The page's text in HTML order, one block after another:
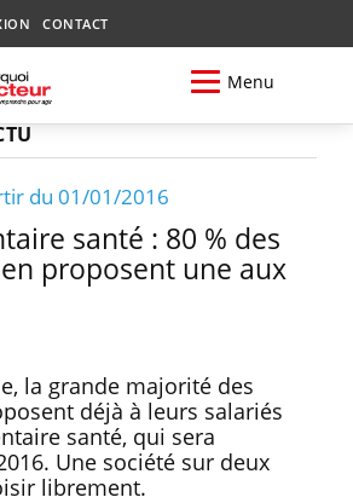
CONTACT
Menu
du 01/01/2016
santé : 80 % des
proposent une aux
la grande majorité des
déjà à leurs salariés
santé, qui sera
Une société sur deux
librement.